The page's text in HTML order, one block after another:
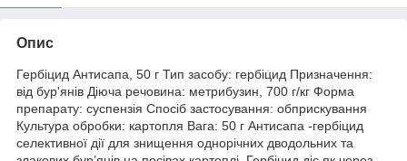
Опис
Гербіцид Антисапа, 50 г Тип засобу: гербіцид Призначення:
від бур'янів Діюча речовина: метрибузин, 700 г/кг Форма
препарату: суспензія Спосіб застосування: обприскування
Культура обробки: картопля Вага: 50 г Антисапа -гербіцид
селективної дії для знищення однорічних дводольних та